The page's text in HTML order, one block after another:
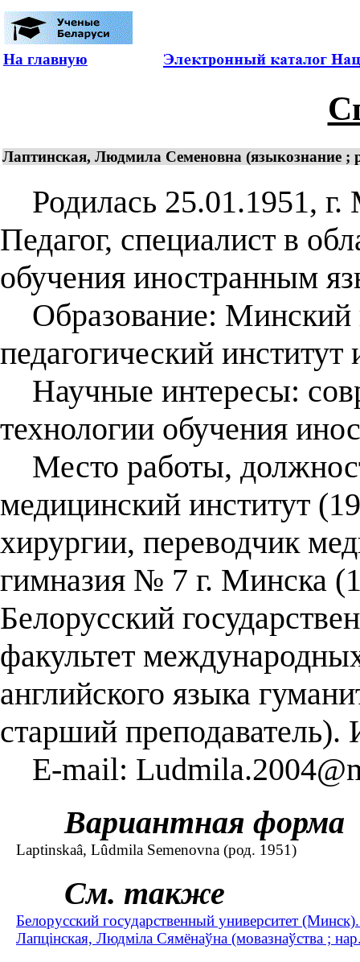
На главную
Лаптинская, Людмила Семеновна (языкознание ;
Родилась 25.01.1951, г.
Педагог, специалист в
обучения иностранным
Образование: Минский
педагогический
Научные интересы:
технологии обучения
Место работы,
медицинский институт
хирургии, переводчик
гимназия № 7 г. Минска
Белорусский
факультет
английского языка
старший
E-mail:
Вариантная форма
Laptinskaâ, Lûdmila Semenovna (род. 1951)
См. также
Белорусский государственный университет
Лапцiнская, Людмiла Сямёнаўна (мовазнаўства ;